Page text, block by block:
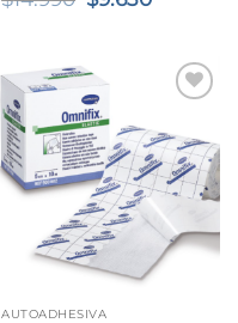
$14.990. $9.630.
AUTOADHESIVA